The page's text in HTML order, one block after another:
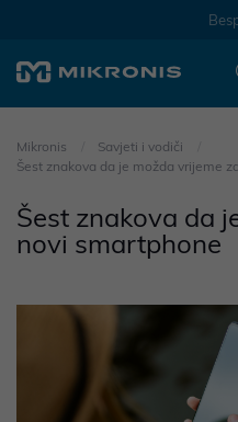
Mikronis
Savjeti i vodiči
Šest znakova da je možda vrijeme
Šest znakova da
novi smartphone